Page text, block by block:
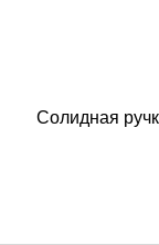
Солидная